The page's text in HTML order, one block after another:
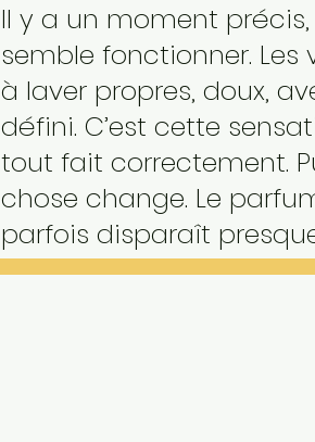
Il y a un moment
semble fonctionner.
à laver propres, doux,
défini. C’est cette
tout fait correctement.
chose change. Le
parfois disparaît